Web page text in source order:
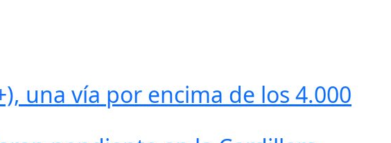
una vía por encima de los 4.000